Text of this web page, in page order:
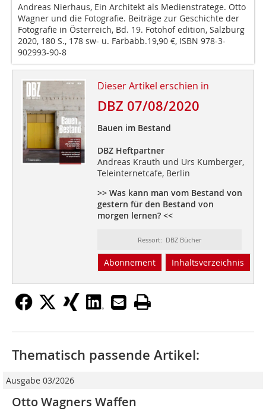
Andreas Nierhaus, Ein Architekt als Medienstratege. Otto
Wagner und die Fotografie. Beiträge zur Geschichte der
Fotografie in Österreich, Bd. 19. Fotohof edition, Salzburg
2020, 180 S., 178 sw- u. Farbabb.19,90 €, ISBN 978-3-
902993-90-8
Dieser Artikel erschien in
DBZ 07/08/2020
Bauen im Bestand
DBZ Heftpartner
Andreas Krauth und Urs Kumberger,
Teleinternetcafe, Berlin
>> Was kann man vom Bestand von
gestern für den Bestand von
morgen lernen? <<
Ressort: DBZ Bücher
Abonnement Inhaltsverzeichnis
Thematisch passende Artikel:
Ausgabe 03/2026
Otto Wagners Waffen